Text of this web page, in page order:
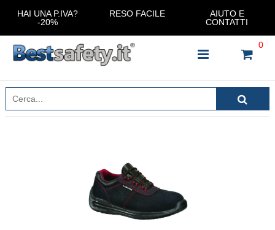
HAI UNA P.IVA?
-20%
RESO FACILE
AIUTO E
CONTATTI
0
CERCANDO